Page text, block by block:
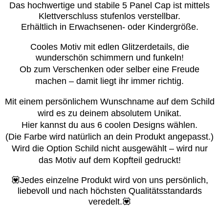
Das hochwertige und stabile 5 Panel Cap ist mittels
Klettverschluss stufenlos verstellbar.
Erhältlich in Erwachsenen- oder Kindergröße.
Cooles Motiv mit edlen Glitzerdetails, die
wunderschön schimmern und funkeln!
Ob zum Verschenken oder selber eine Freude
machen – damit liegt ihr immer richtig.
Mit einem persönlichem Wunschname auf dem Schild
wird es zu deinem absolutem Unikat.
Hier kannst du aus 6 coolen Designs wählen.
(Die Farbe wird natürlich an dein Produkt angepasst.)
Wird die Option Schild nicht ausgewählt – wird nur
das Motiv auf dem Kopfteil gedruckt!
💟Jedes einzelne Produkt wird von uns persönlich,
liebevoll und nach höchsten Qualitätsstandards
veredelt.💟